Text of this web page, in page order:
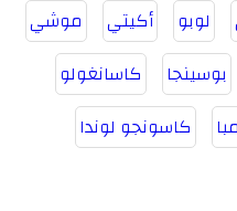
لوبو أكيتي
موشي
بوسينجا
كاسانغولو
كاسونجو لوندا